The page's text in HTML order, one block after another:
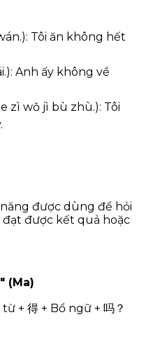
Tôi ăn không hết
Anh ấy không về
zì wǒ jì bù zhù.): Tôi
được dùng để hỏi
được kết quả hoặc
(Ma)
+ 得 + Bổ ngữ + 吗？